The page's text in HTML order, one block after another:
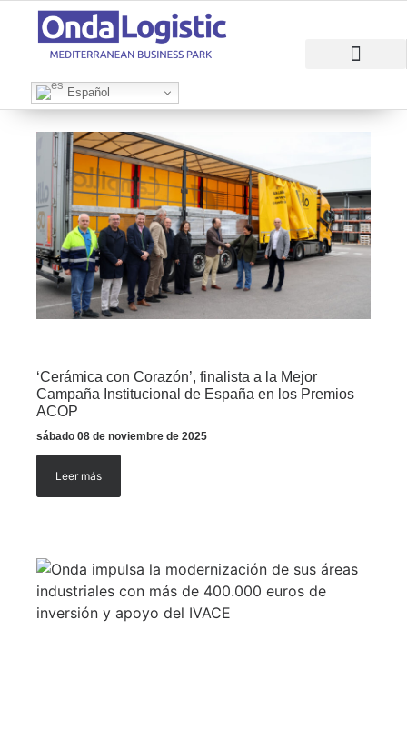
Español
‘Cerámica con Corazón’, finalista a la Mejor
Campaña Institucional de España en los Premios
ACOP
sábado 08 de noviembre de 2025
Leer más